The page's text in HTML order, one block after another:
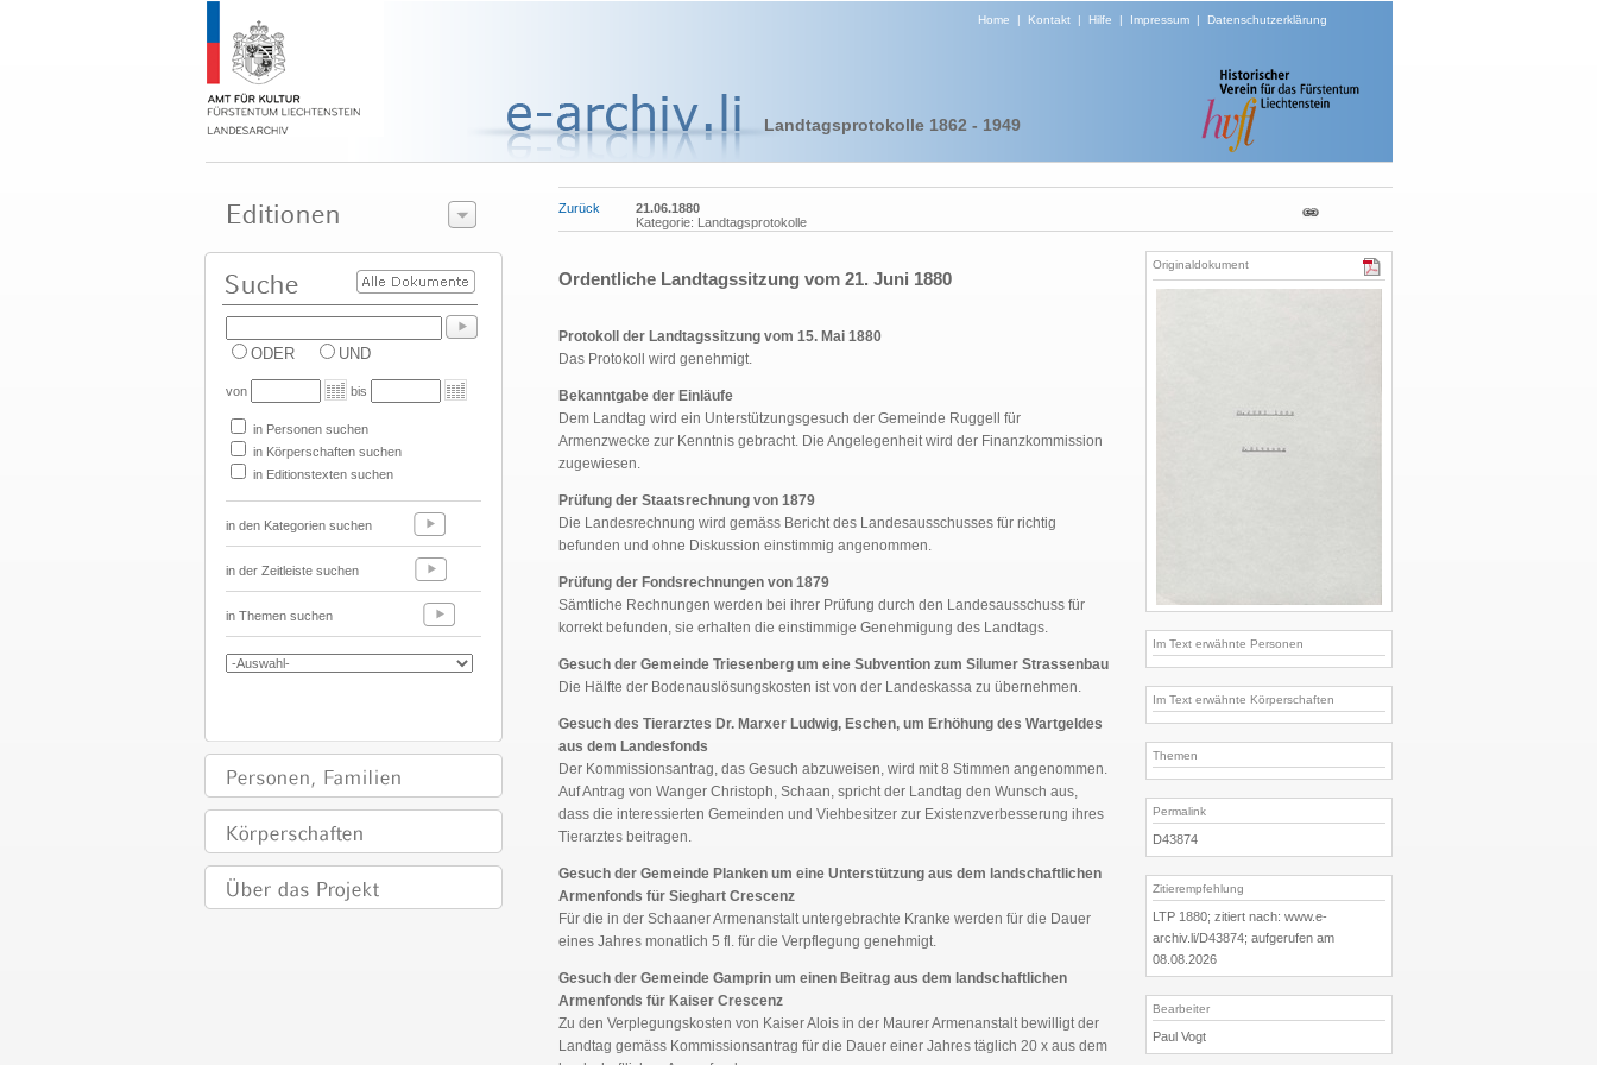
Home | Kontakt| Hilfe | Impressum| Datenschutzerklärung
Landtagsprotokolle 1862 - 1949
ODER UND
von bis
in Personen suchen
in Körperschaften suchen
in Editionstexten suchen
in den Kategorien suchen
in der Zeitleiste suchen
in Themen suchen
Zurück
21.06.1880
Kategorie: Landtagsprotokolle
Ordentliche Landtagssitzung vom 21. Juni 1880
Protokoll der Landtagssitzung vom 15. Mai 1880
Das Protokoll wird genehmigt.
Bekanntgabe der Einläufe
Dem Landtag wird ein Unterstützungsgesuch der Gemeinde Ruggell für
Armenzwecke zur Kenntnis gebracht. Die Angelegenheit wird der Finanzkommission
zugewiesen.
Prüfung der Staatsrechnung von 1879
Die Landesrechnung wird gemäss Bericht des Landesausschusses für richtig
befunden und ohne Diskussion einstimmig angenommen.
Prüfung der Fondsrechnungen von 1879
Sämtliche Rechnungen werden bei ihrer Prüfung durch den Landesausschuss für
korrekt befunden, sie erhalten die einstimmige Genehmigung des Landtags.
Gesuch der Gemeinde Triesenberg um eine Subvention zum Silumer Strassenbau
Die Hälfte der Bodenauslösungskosten ist von der Landeskassa zu übernehmen.
Gesuch des Tierarztes Dr. Marxer Ludwig, Eschen, um Erhöhung des Wartgeldes
aus dem Landesfonds
Der Kommissionsantrag, das Gesuch abzuweisen, wird mit 8 Stimmen angenommen.
Auf Antrag von Wanger Christoph, Schaan, spricht der Landtag den Wunsch aus,
dass die interessierten Gemeinden und Viehbesitzer zur Existenzverbesserung ihres
Tierarztes beitragen.
Gesuch der Gemeinde Planken um eine Unterstützung aus dem landschaftlichen
Armenfonds für Sieghart Crescenz
Für die in der Schaaner Armenanstalt untergebrachte Kranke werden für die Dauer
eines Jahres monatlich 5 fl. für die Verpflegung genehmigt.
Gesuch der Gemeinde Gamprin um einen Beitrag aus dem landschaftlichen
Armenfonds für Kaiser Crescenz
Zu den Verplegungskosten von Kaiser Alois in der Maurer Armenanstalt bewilligt der
Landtag gemäss Kommissionsantrag für die Dauer einer Jahres täglich 20 x aus dem
Originaldokument
Im Text erwähnte Personen
Im Text erwähnte Körperschaften
Themen
Permalink
D43874
Zitierempfehlung
LTP 1880; zitiert nach: www.e-
archiv.li/D43874; aufgerufen am
08.08.2026
Bearbeiter
Paul Vogt